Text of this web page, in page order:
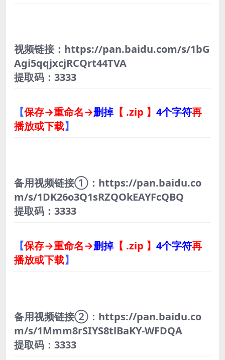
视频链接：https://pan.baidu.com/s/1bG
Agi5qqjxcjRCQrt44TVA
提取码：3333
【保存→重命名→删掉【 .zip 】 4个字符再
播放或下载】
备用视频链接①：https://pan.baidu.co
m/s/1DK26o3Q1sRZQOkEAYFcQBQ
提取码：3333
【保存→重命名→删掉【 .zip 】 4个字符再
播放或下载】
备用视频链接②：https://pan.baidu.co
m/s/1Mmm8rSIYS8tlBaKY-WFDQA
提取码：3333